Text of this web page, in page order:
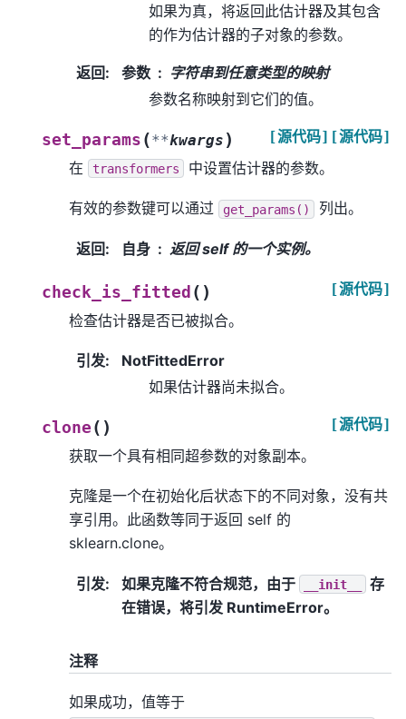
如果为真，将返回此估计器及其包含
的作为估计器的子对象的参数。
返回: 参数
字符串到任意类型的映射
参数名称映射到它们的值。
set_params (**kwargs ) [源代码]
[源代码]
在 transformers 中设置估计器的参数。
有效的参数键可以通过 get_params() 列出。
返回: 自身 返回 self 的一个实例。
check_is_fitted ( ) [源代码]
检查估计器是否已被拟合。
引发:
NotFittedError
如果估计器尚未拟合。
clone ( ) [源代码]
获取一个具有相同超参数的对象副本。
克隆是一个在初始化后状态下的不同对象，没有共
享引用。此函数等同于返回 self 的
sklearn.clone。
引发: 如果克隆不符合规范，由于 __init__
存
在错误，将引发 RuntimeError。
注释
如果成功，值等于